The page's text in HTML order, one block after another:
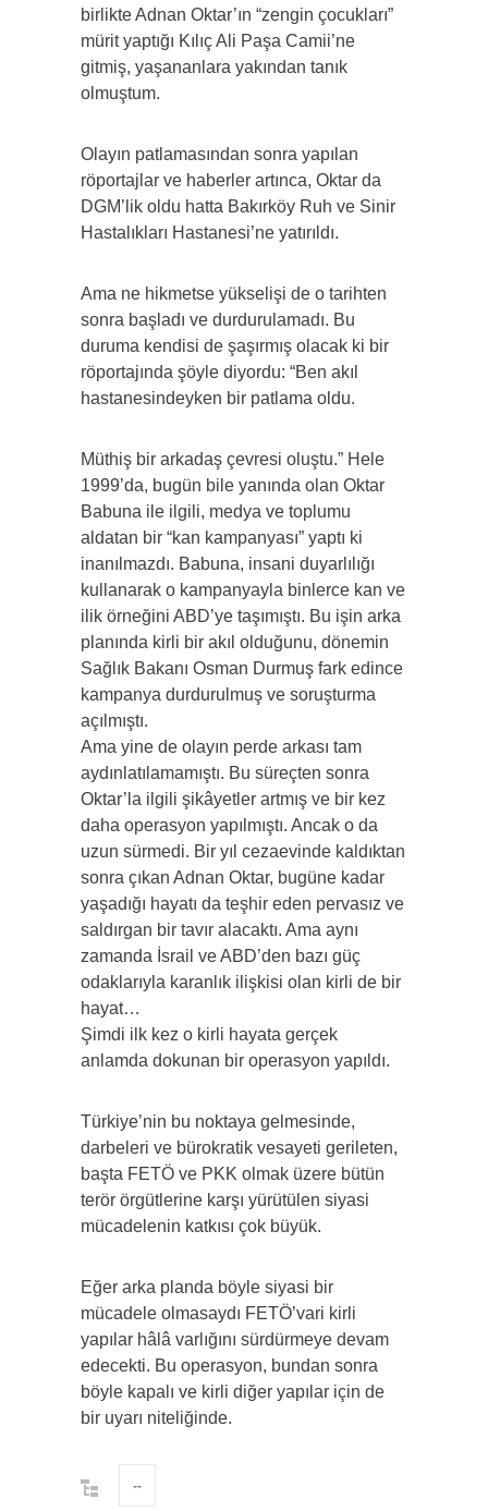
birlikte Adnan Oktar’ın “zengin çocukları”
mürit yaptığı Kılıç Ali Paşa Camii’ne
gitmiş, yaşananlara yakından tanık
olmuştum.
Olayın patlamasından sonra yapılan
röportajlar ve haberler artınca, Oktar da
DGM’lik oldu hatta Bakırköy Ruh ve Sinir
Hastalıkları Hastanesi’ne yatırıldı.
Ama ne hikmetse yükselişi de o tarihten
sonra başladı ve durdurulamadı. Bu
duruma kendisi de şaşırmış olacak ki bir
röportajında şöyle diyordu: “Ben akıl
hastanesindeyken bir patlama oldu.
Müthiş bir arkadaş çevresi oluştu.” Hele
1999’da, bugün bile yanında olan Oktar
Babuna ile ilgili, medya ve toplumu
aldatan bir “kan kampanyası” yaptı ki
inanılmazdı. Babuna, insani duyarlılığı
kullanarak o kampanyayla binlerce kan ve
ilik örneğini ABD’ye taşımıştı. Bu işin arka
planında kirli bir akıl olduğunu, dönemin
Sağlık Bakanı Osman Durmuş fark edince
kampanya durdurulmuş ve soruşturma
açılmıştı.
Ama yine de olayın perde arkası tam
aydınlatılamamıştı. Bu süreçten sonra
Oktar’la ilgili şikâyetler artmış ve bir kez
daha operasyon yapılmıştı. Ancak o da
uzun sürmedi. Bir yıl cezaevinde kaldıktan
sonra çıkan Adnan Oktar, bugüne kadar
yaşadığı hayatı da teşhir eden pervasız ve
saldırgan bir tavır alacaktı. Ama aynı
zamanda İsrail ve ABD’den bazı güç
odaklarıyla karanlık ilişkisi olan kirli de bir
hayat…
Şimdi ilk kez o kirli hayata gerçek
anlamda dokunan bir operasyon yapıldı.
Türkiye’nin bu noktaya gelmesinde,
darbeleri ve bürokratik vesayeti gerileten,
başta FETÖ ve PKK olmak üzere bütün
terör örgütlerine karşı yürütülen siyasi
mücadelenin katkısı çok büyük.
Eğer arka planda böyle siyasi bir
mücadele olmasaydı FETÖ’vari kirli
yapılar hâlâ varlığını sürdürmeye devam
edecekti. Bu operasyon, bundan sonra
böyle kapalı ve kirli diğer yapılar için de
bir uyarı niteliğinde.
--